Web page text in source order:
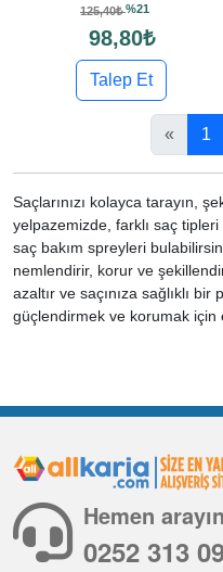
125,40₺%21
98,80₺
Talep Et
« 1
Saçlarınızı kolayca tarayın,
yelpazemizde, farklı saç
saç bakım spreyleri
nemlendirir, korur ve
azaltır ve saçınıza sağlıklı bir
güçlendirmek ve korumak için
Hemen
0252 313